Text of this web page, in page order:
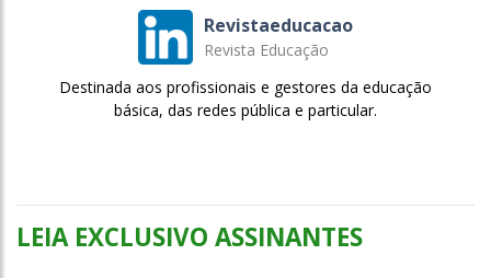
Revistaeducacao
Revista Educação
Destinada aos profissionais e gestores da educação
básica, das redes pública e particular.
LEIA EXCLUSIVO ASSINANTES